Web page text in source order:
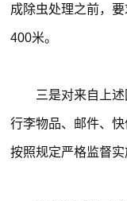
成除虫处理之前，
400米。
三是对来自上
行李物品、邮件、
按照规定严格监督实